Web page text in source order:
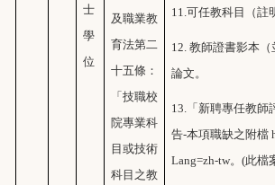
士
學
位
及職業教
育法第二
十五條：
「技職校
院專業科
目或技術
科目之教
11. 可任教科目（註
12. 教師證書影本
論文。
13.
「新聘專任教
告-本項職缺之附檔
Lang=zh-tw。(此檔